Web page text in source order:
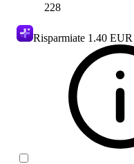
228
Risparmiate 1.40 EUR